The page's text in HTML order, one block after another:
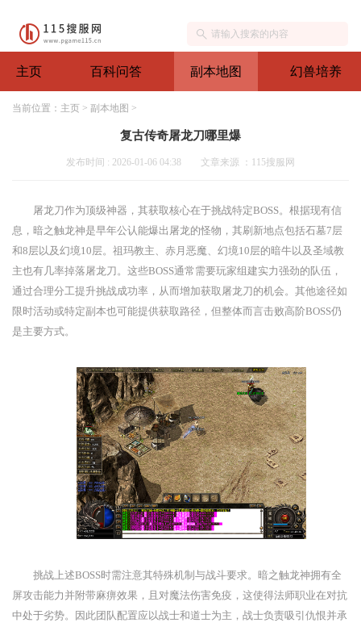
主页 百科问答 副本地图 幻兽培养
当前位置： 主页 > 副本地图 >
复古传奇屠龙刀哪里爆
发布时间 : 2026-01-06 04:38 文章来源 ：115搜服网
屠龙刀作为顶级神器，其获取核心在于挑战特定BOSS。根据现有信
息，暗之触龙神是早年公认能爆出屠龙的怪物，其刷新地点包括石墓7层
和8层以及幻境10层。祖玛教主、赤月恶魔、幻境10层的暗牛以及圣域教
主也有几率掉落屠龙刀。这些BOSS通常需要玩家组建实力强劲的队伍，
通过合理分工提升挑战成功率，从而增加获取屠龙刀的机会。其他途径如
限时活动或特定副本也可能提供获取路径，但整体而言击败高阶BOSS仍
是主要方式。
挑战上述BOSS时需注意其特殊机制与战斗要求。暗之触龙神拥有全
屏攻击能力并附带麻痹效果，且对魔法伤害免疫，这使得法师职业在对抗
中处于劣势。因此团队配置应以战士和道士为主，战士负责吸引仇恨并承